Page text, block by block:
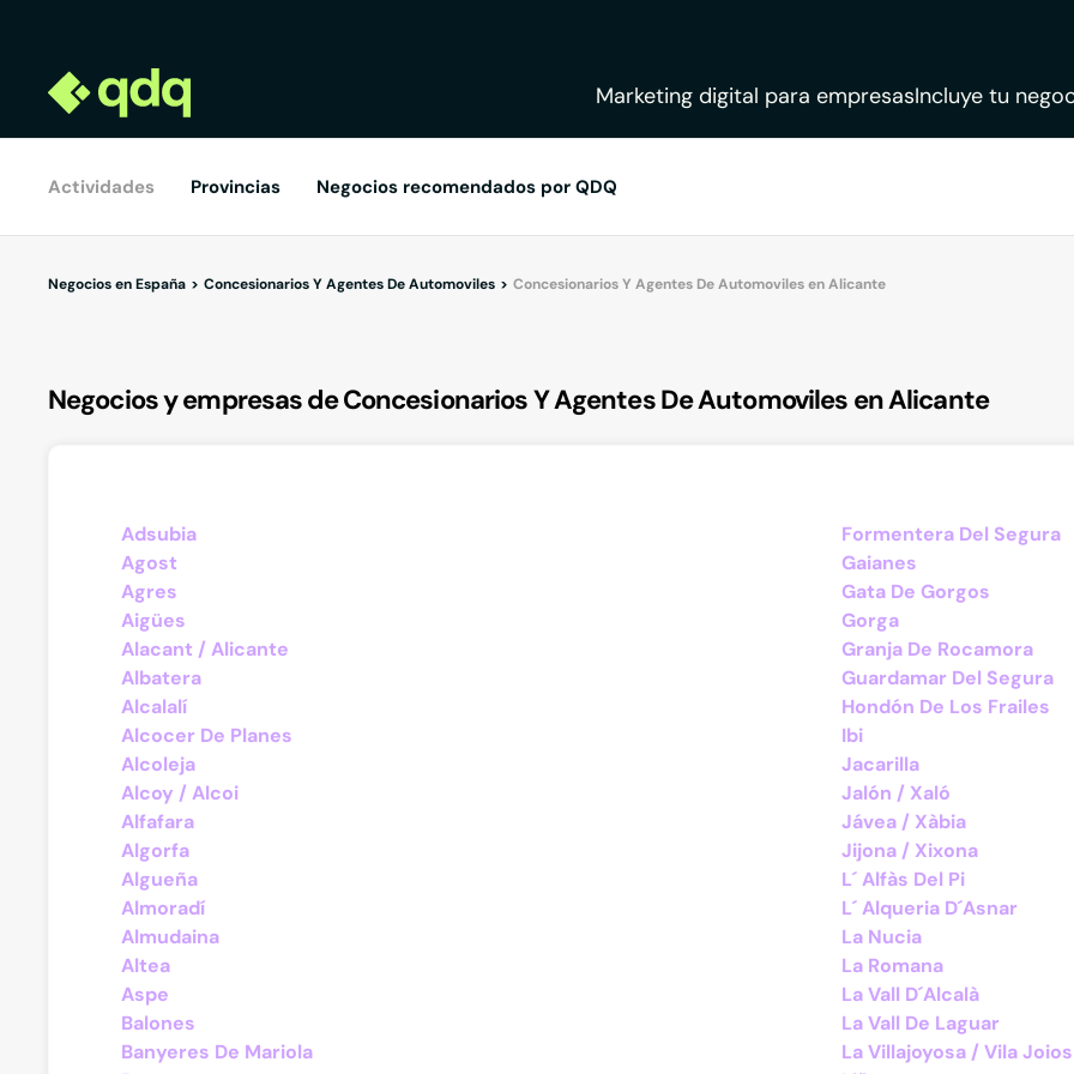
Marketing digital para empresasIncluye tu
Actividades Provincias Negocios recomendados por QDQ
Negocios en España Concesionarios Y Agentes De Automoviles Concesionarios Y Agentes De Automoviles en Alicante
Negocios y empresas de Concesionarios Y Agentes De Automoviles en Alicante
Adsubia
Agost
Agres
Aigües
Alacant / Alicante
Albatera
Alcalalí
Alcocer De Planes
Alcoleja
Alcoy / Alcoi
Alfafara
Algorfa
Algueña
Almoradí
Almudaina
Altea
Aspe
Balones
Banyeres De Mariola
Formentera Del Segura
Gaianes
Gata De Gorgos
Gorga
Granja De Rocamora
Guardamar Del Segura
Hondón De Los Frailes
Ibi
Jacarilla
Jalón / Xaló
Jávea / Xàbia
Jijona / Xixona
L´ Alfàs Del Pi
L´ Alqueria D´Asnar
La Nucia
La Romana
La Vall D´Alcalà
La Vall De Laguar
La Villajoyosa / Vila